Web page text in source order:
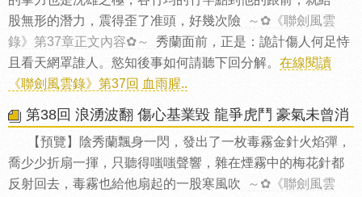
股無形的潛力，震得歪了准頭，好幾次險
～✿《聯劍風雲
錄》第37章正文內容✿～
秀蘭面前，正是：詭計傷人何足恃
且看天網罩誰人。慾知後事如何請聽下回分解。 在線閱讀
《聯劍風雲錄》第37回 血雨腥..
第38回 浪湧波翻 傷心基業毀 龍爭虎鬥 豪氣未曾消
【預覽】陰秀蘭飄身一閃，發出了一枚毒霧金針火焰彈，
喬少少折扇一揮，只聽得嗤嗤聲響，雜在煙霧中的梅花針都
反射回去，毒霧也給他扇起的一股寒風吹
～✿《聯劍風雲